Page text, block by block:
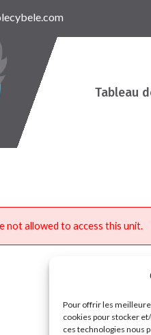
Pour offrir les
cookies pour stocker
ces technologies nous
Tableau
not allowed to access this unit.